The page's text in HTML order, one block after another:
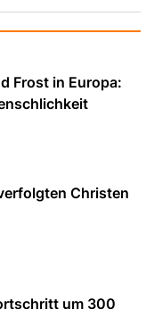
Frost in Europa:
Christen
um 300